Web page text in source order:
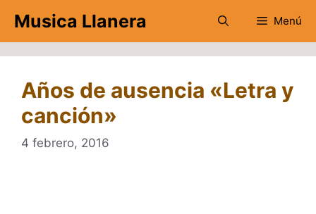
contenido
Musica Llanera Menú
Años de ausencia «Letra y
canción»
4 febrero, 2016